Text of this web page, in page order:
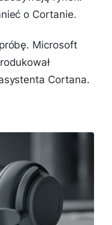
o Cortanie.
Microsoft
Cortana.